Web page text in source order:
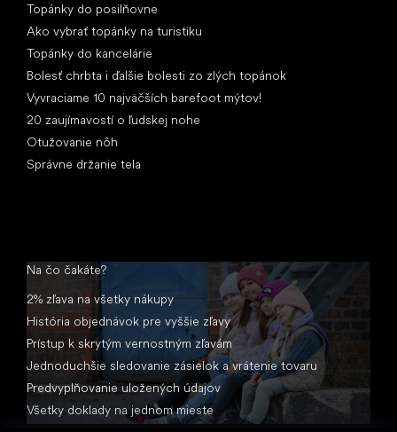
Topánky do posilňovne
Ako vybrať topánky na turistiku
Topánky do kancelárie
Bolesť chrbta i ďalšie bolesti zo zlých topánok
Vyvraciame 10 najväčších barefoot mýtov!
20 zaujímavostí o ľudskej nohe
Otužovanie nôh
Správne držanie tela
Na čo čakáte?
2% zľava na všetky nákupy
História objednávok pre vyššie zľavy
Prístup k skrytým vernostným zľavám
Jednoduchšie sledovanie zásielok a vrátenie tovaru
Predvyplňovanie uložených údajov
Všetky doklady na jednom mieste